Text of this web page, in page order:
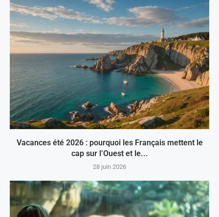
Vacances été 2026 : pourquoi les Français mettent le
cap sur l’Ouest et le...
28 juin 2026